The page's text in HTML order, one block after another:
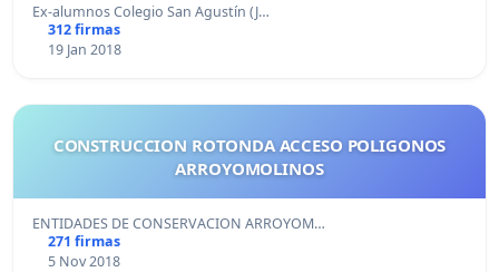
Ex-alumnos Colegio San Agustín (J…
312 firmas
19 Jan 2018
CONSTRUCCION ROTONDA ACCESO POLIGONOS
ARROYOMOLINOS
ENTIDADES DE CONSERVACION ARROYOM…
271 firmas
5 Nov 2018